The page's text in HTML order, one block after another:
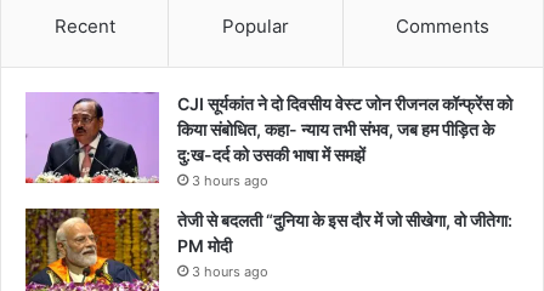
Recent Popular Comments
CJI सूर्यकांत ने दो दिवसीय वेस्ट जोन रीजनल कॉन्फ्रेंस को
किया संबोधित, कहा- न्याय तभी संभव, जब हम पीड़ित के
दु:ख-दर्द को उसकी भाषा में समझें
3 hours ago
तेजी से बदलती “दुनिया के इस दौर में जो सीखेगा, वो जीतेगा:
PM मोदी
3 hours ago